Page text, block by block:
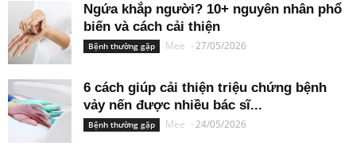
Ngứa khắp người? 10+ nguyên nhân phổ
biến và cách cải thiện
Bệnh thường gặp Mee -27/05/2026
6 cách giúp cải thiện triệu chứng bệnh
vảy nến được nhiều bác sĩ...
Bệnh thường gặp Mee -24/05/2026